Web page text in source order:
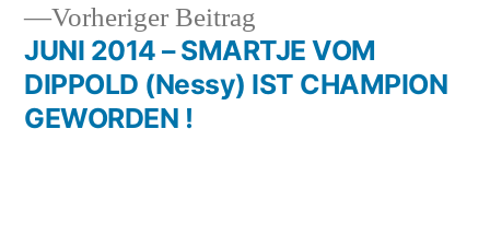
Vorheriger Beitrag
Beitrag:
JUNI 2014 – SMARTJE VOM
DIPPOLD (Nessy) IST CHAMPION
GEWORDEN !